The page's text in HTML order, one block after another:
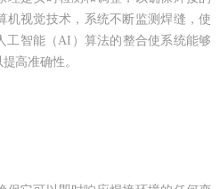
机视觉技术，系统不断监测焊缝，使
工智能（AI）算法的整合使系统能够
高准确性。